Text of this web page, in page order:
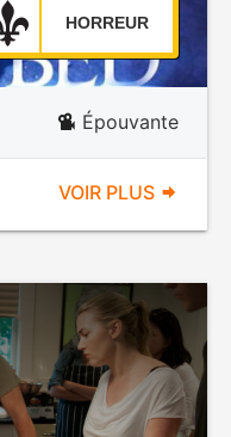
HORREUR
Épouvante
VOIR PLUS